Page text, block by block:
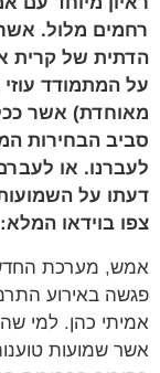
רחמים מלול.
הדתית של קרית
על המתמודד
מאוחדת) אשר
סביב הבחירות
לעברנו. או
דעתו על
צפו בוידאו המלא:
אמש, מערכת
פגשה באירוע
אמיתי כהן. למי
אשר שמועות